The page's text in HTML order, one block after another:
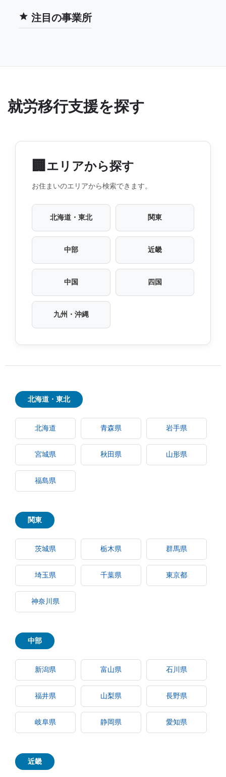
注目の事業所
就労移行支援を探す
🏢 エリアから探す
お住まいのエリアから検索できます。
北海道・東北 関東
中部 近畿
中国 四国
九州・沖縄
北海道・東北
北海道 青森県 岩手県
宮城県 秋田県 山形県
福島県
関東
茨城県 栃木県 群馬県
埼玉県 千葉県 東京都
神奈川県
中部
新潟県 富山県 石川県
福井県 山梨県 長野県
岐阜県 静岡県 愛知県
近畿